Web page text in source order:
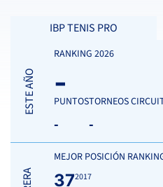
IBP TENIS PRO
ESTE AÑO
RANKING 2026
-
PUNTOS
-
TORNEOS
-
MEJOR POSICIÓN
372017